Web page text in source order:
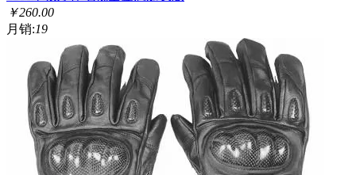
￥260.00
月销:19